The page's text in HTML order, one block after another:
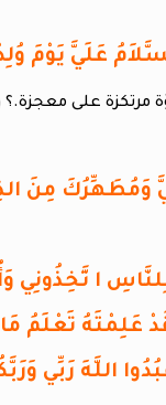
الآية 33 (وَالسَّلاَمُ
على معجزة.؟
إِلَيَّ وَمُطَهِّرُكَ مِنَ
أَأَنْتَ قُلْتَ لِلنَّاسِ ا
عَلِمْتَهُ تَعْلَمُ
اللَّهَ رَبِّي